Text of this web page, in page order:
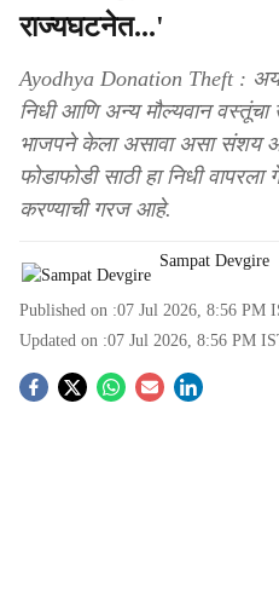
राज्यघटनेत...'
Ayodhya Donation Theft :
निधी आणि अन्य मौल्यवान वस्तूंचा
भाजपने केला असावा असा संशय
फोडाफोडी साठी हा निधी
करण्याची गरज आहे.
Sampat Devgire
Published on :07 Jul 2026, 8:56 PM
Updated on :07 Jul 2026, 8:56 PM
S